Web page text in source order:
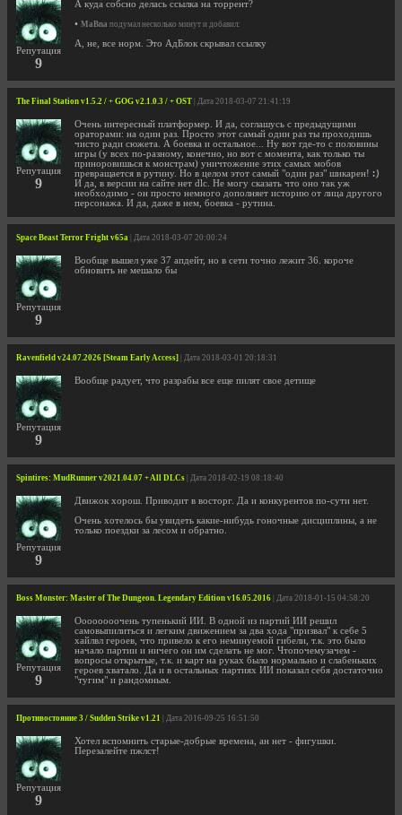
Репутация
9
А куда собсно делась ссылка на торрент?
• MaBna подумал несколько минут и добавил:
А, не, все норм. Это АдБлок скрывал ссылку
The Final Station v1.5.2 / + GOG v2.1.0.3 / + OST | Дата 2018-03-07 21:41:19
Репутация
9
Очень интересный платформер. И да, соглашусь с предыдущими
ораторами: на один раз. Просто этот самый один раз ты проходишь
чисто ради сюжета. А боевка и остальное... Ну вот где-то с половины
игры (у всех по-разному, конечно, но вот с момента, как только ты
приноровишься к монстрам) уничтожение этих самых мобов
превращается в рутину. Но в целом этот самый "один раз" шикарен!
И да, в версии на сайте нет dlc. Не могу сказать что оно так уж
необходимо - он просто немного дополняет историю от лица другого
персонажа. И да, даже в нем, боевка - рутина.
Space Beast Terror Fright v65a | Дата 2018-03-07 20:00:24
Репутация
9
Вообще вышел уже 37 апдейт, но в сети точно лежит 36. короче
обновить не мешало бы
Ravenfield v24.07.2026 [Steam Early Access] | Дата 2018-03-01 20:18:31
Репутация
9
Вообще радует, что разрабы все еще пилят свое детище
Spintires: MudRunner v2021.04.07 + All DLCs | Дата 2018-02-19 08:18:40
Репутация
9
Движок хорош. Приводит в восторг. Да и конкурентов по-сути нет.
Очень хотелось бы увидеть какие-нибудь гоночные дисциплины, а не
только поездки за лесом и обратно.
Boss Monster: Master of The Dungeon. Legendary Edition v16.05.2016 | Дата 2018-01-15 04:58:20
Репутация
9
Оооооооочень тупенький ИИ. В одной из партий ИИ решил
самовыпилиться и легким движением за два хода "призвал" к себе 5
хайлвл героев, что привело к его неминуемой гибели, т.к. это было
начало партии и ничего он им сделать не мог. Чтопочемузачем -
вопросы открытые, т.к. и карт на руках было нормально и слабеньких
героев хватало. Да и в остальных партиях ИИ показал себя достаточно
"тугим" и рандомным.
Противостояние 3 / Sudden Strike v1.21 | Дата 2016-09-25 16:51:50
Репутация
9
Хотел вспомнить старые-добрые времена, ан нет - фигушки.
Перезалейте пжлст!